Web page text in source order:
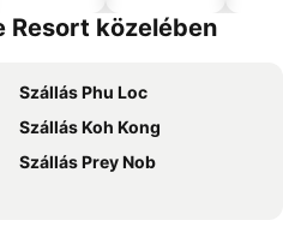
Resort közelében
Szállás Phu Loc
Szállás Koh Kong
Szállás Prey Nob